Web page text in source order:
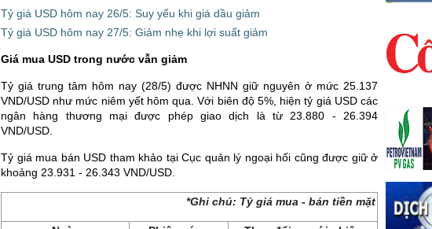
Tỷ giá USD hôm nay 26/5: Suy yếu khi giá dầu giảm
Tỷ giá USD hôm nay 27/5: Giảm nhẹ khi lợi suất giảm
Giá mua USD trong nước vẫn giảm
Tỷ giá trung tâm hôm nay (28/5) được NHNN giữ nguyên ở mức 25.137
VND/USD như mức niêm yết hôm qua. Với biên độ 5%, hiện tỷ giá USD các
ngân hàng thương mại được phép giao dịch là từ 23.880 - 26.394
VND/USD.
Tỷ giá mua bán USD tham khảo tại Cục quản lý ngoại hối cũng được giữ ở
khoảng 23.931 - 26.343 VND/USD.
*Ghi chú: Tỷ giá mua - bán tiền mặt